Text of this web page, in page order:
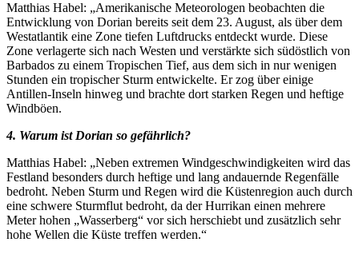
Matthias Habel: „Amerikanische Meteorologen beobachten die
Entwicklung von Dorian bereits seit dem 23. August, als über dem
Westatlantik eine Zone tiefen Luftdrucks entdeckt wurde. Diese
Zone verlagerte sich nach Westen und verstärkte sich südöstlich von
Barbados zu einem Tropischen Tief, aus dem sich in nur wenigen
Stunden ein tropischer Sturm entwickelte. Er zog über einige
Antillen-Inseln hinweg und brachte dort starken Regen und heftige
Windböen.
4. Warum ist Dorian so gefährlich?
Matthias Habel: „Neben extremen Windgeschwindigkeiten wird das
Festland besonders durch heftige und lang andauernde Regenfälle
bedroht. Neben Sturm und Regen wird die Küstenregion auch durch
eine schwere Sturmflut bedroht, da der Hurrikan einen mehrere
Meter hohen „Wasserberg“ vor sich herschiebt und zusätzlich sehr
hohe Wellen die Küste treffen werden.“